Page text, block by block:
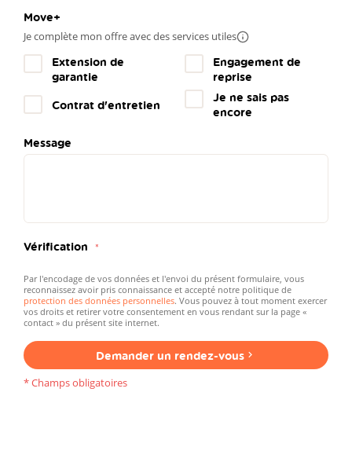
Move+
Je complète mon offre avec des services utilesPlus
Extension de
garantie
Engagement de
reprise
Contrat d'entretien
Je ne sais pas
encore
Message
Vérification
Par l'encodage de vos données et l'envoi du présent formulaire, vous
reconnaissez avoir pris connaissance et accepté notre politique de
protection des données personnelles. Vous pouvez à tout moment exercer
vos droits et retirer votre consentement en vous rendant sur la page «
contact » du présent site internet.
Demander un rendez-vous
* Champs obligatoires